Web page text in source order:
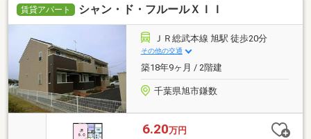
賃貸アパート シャン・ド・フルールＸＩＩ
ＪＲ総武本線 旭駅 徒歩20分
その他の交通
築18年9ヶ月 / 2階建
千葉県旭市鎌数
6.20万円